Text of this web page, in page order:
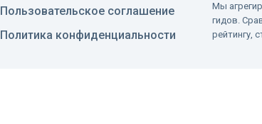
Пользовательское соглашение
Политика конфиденциальности
Мы
гидов.
рейтингу,